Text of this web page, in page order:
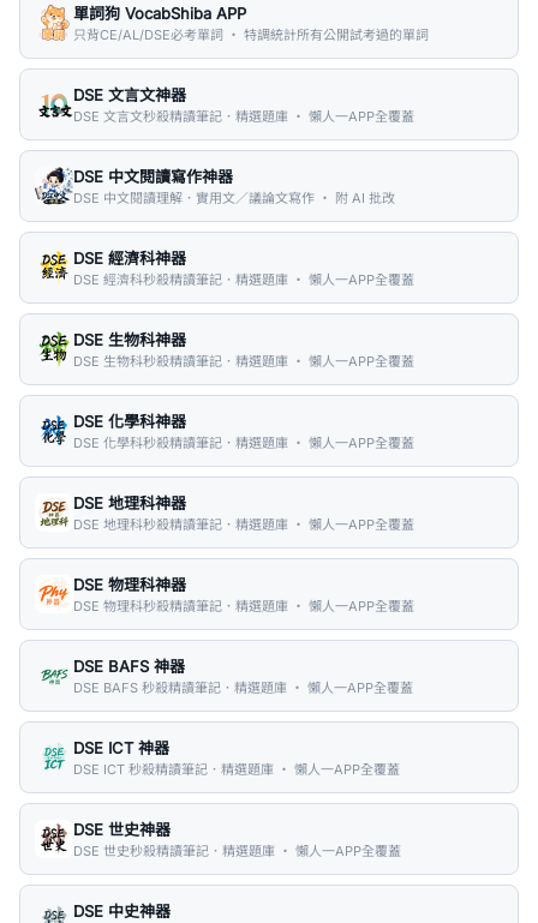
單詞狗 VocabShiba APP
只背CE/AL/DSE必考單詞 ・ 特調統計所有公開試考過的單詞
DSE 文言文神器
DSE 文言文秒殺精讀筆記．精選題庫 ・ 懶人一APP全覆蓋
DSE 中文閱讀寫作神器
DSE 中文閱讀理解．實用文／議論文寫作 ・ 附 AI 批改
DSE 經濟科神器
DSE 經濟科秒殺精讀筆記．精選題庫 ・ 懶人一APP全覆蓋
DSE 生物科神器
DSE 生物科秒殺精讀筆記．精選題庫 ・ 懶人一APP全覆蓋
DSE 化學科神器
DSE 化學科秒殺精讀筆記．精選題庫 ・ 懶人一APP全覆蓋
DSE 地理科神器
DSE 地理科秒殺精讀筆記．精選題庫 ・ 懶人一APP全覆蓋
DSE 物理科神器
DSE 物理科秒殺精讀筆記．精選題庫 ・ 懶人一APP全覆蓋
DSE BAFS 神器
DSE BAFS 秒殺精讀筆記．精選題庫 ・ 懶人一APP全覆蓋
DSE ICT 神器
DSE ICT 秒殺精讀筆記．精選題庫 ・ 懶人一APP全覆蓋
DSE 世史神器
DSE 世史秒殺精讀筆記．精選題庫 ・ 懶人一APP全覆蓋
DSE 中史神器